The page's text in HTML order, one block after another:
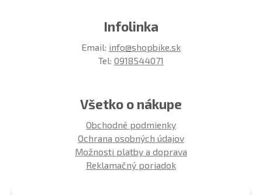
Infolinka
Email: info@shopbike.sk
Tel: 0918544071
Všetko o nákupe
Obchodné podmienky
Ochrana osobných údajov
Možnosti platby a doprava
Reklamačný poriadok